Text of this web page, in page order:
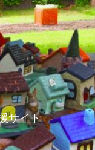
サイト